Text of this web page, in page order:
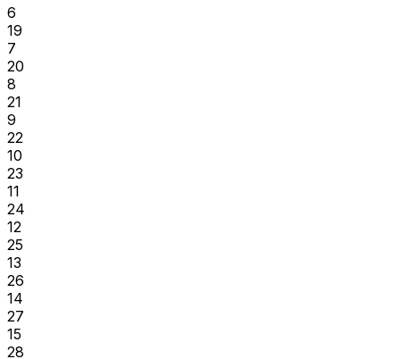
6
19
7
20
8
21
9
22
10
23
11
24
12
25
13
26
14
27
15
28